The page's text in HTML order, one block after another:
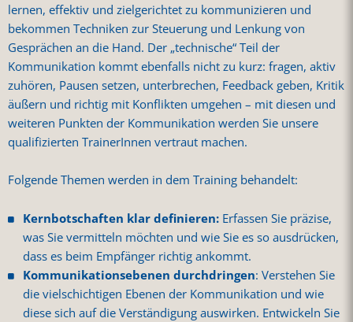
lernen, effektiv und zielgerichtet zu kommunizieren und
bekommen Techniken zur Steuerung und Lenkung von
Gesprächen an die Hand. Der „technische“ Teil der
Kommunikation kommt ebenfalls nicht zu kurz: fragen, aktiv
zuhören, Pausen setzen, unterbrechen, Feedback geben, Kritik
äußern und richtig mit Konflikten umgehen – mit diesen und
weiteren Punkten der Kommunikation werden Sie unsere
qualifizierten TrainerInnen vertraut machen.
Folgende Themen werden in dem Training behandelt:
Kernbotschaften klar definieren: Erfassen Sie präzise,
was Sie vermitteln möchten und wie Sie es so ausdrücken,
dass es beim Empfänger richtig ankommt.
Kommunikationsebenen durchdringen: Verstehen Sie
die vielschichtigen Ebenen der Kommunikation und wie
diese sich auf die Verständigung auswirken. Entwickeln Sie